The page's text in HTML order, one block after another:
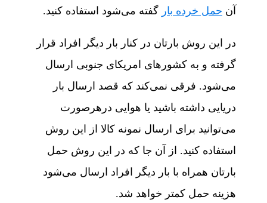
آن حمل خرده بار گفته می‌شود استفاده کنید.
در این روش بارتان در کنار بار دیگر افراد قرار
گرفته و به کشورهای امریکای جنوبی ارسال
می‌شود. فرقی نمی‌کند که قصد ارسال بار
دریایی داشته باشید یا هوایی درهرصورت
می‌توانید برای ارسال نمونه کالا از این روش
استفاده کنید. از آن جا که در این روش حمل
بارتان همراه با بار دیگر افراد ارسال می‌شود
هزینه حمل کمتر خواهد شد.